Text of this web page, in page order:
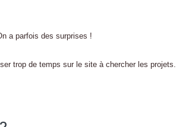
a parfois des surprises !
trop de temps sur le site à chercher les projets.